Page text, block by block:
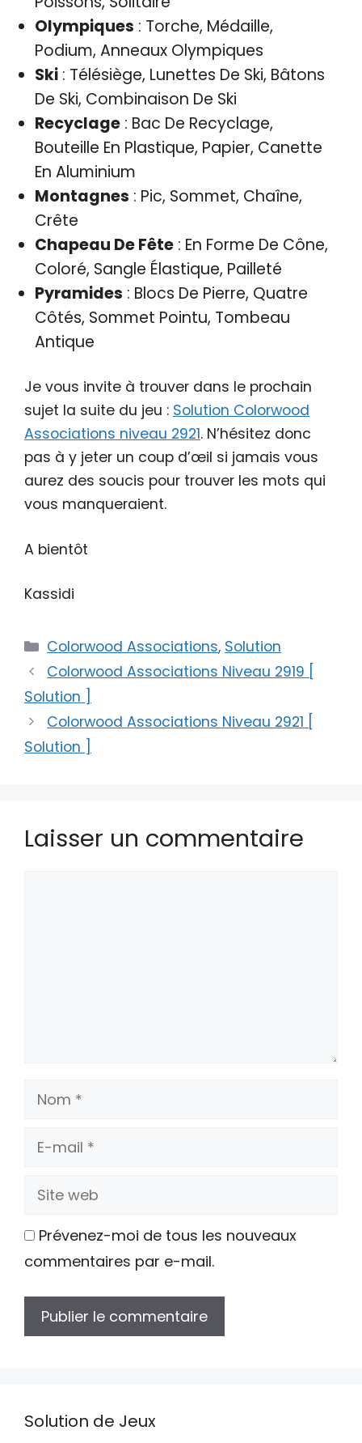
Olympiques : Torche, Médaille,
Podium, Anneaux Olympiques
Ski: Télésiège, Lunettes De Ski, Bâtons
De Ski, Combinaison De Ski
Recyclage: Bac De Recyclage,
Bouteille En Plastique, Papier, Canette
En Aluminium
Montagnes : Pic, Sommet, Chaîne,
Crête
Chapeau De Fête: En Forme De Cône,
Coloré, Sangle Élastique, Pailleté
Pyramides : Blocs De Pierre, Quatre
Côtés, Sommet Pointu, Tombeau
Antique
Je vous invite à trouver dans le prochain
sujet la suite du jeu : Solution Colorwood
Associations niveau 2921. N’hésitez donc
pas à y jeter un coup d’œil si jamais vous
aurez des soucis pour trouver les mots qui
vous manqueraient.
A bientôt
Kassidi
Catégories
Colorwood Associations, Solution
Colorwood Associations Niveau 2919 [
Solution ]
Colorwood Associations Niveau 2921 [
Solution ]
Laisser un commentaire
Nom
E-
Site
Prévenez-moi de tous les nouveaux
commentaires par e-mail.
Solution de Jeux